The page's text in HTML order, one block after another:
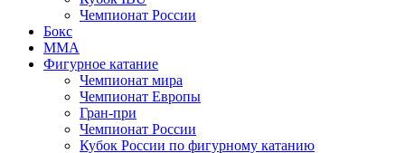
Чемпионат России
Бокс
MMA
Фигурное катание
Чемпионат мира
Чемпионат Европы
Гран-при
Чемпионат России
Кубок России по фигурному катанию